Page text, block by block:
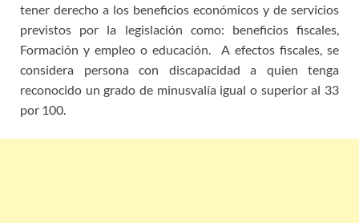
tener derecho a los beneficios económicos y de servicios
previstos por la legislación como: beneficios fiscales,
Formación y empleo o educación. A efectos fiscales, se
considera persona con discapacidad a quien tenga
reconocido un grado de minusvalía igual o superior al 33
por 100.